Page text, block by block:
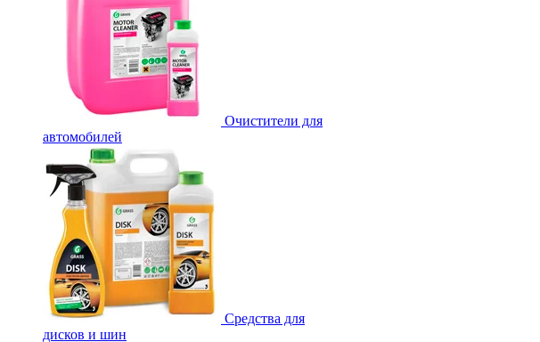
Очистители для
автомобилей
Средства для
дисков и шин